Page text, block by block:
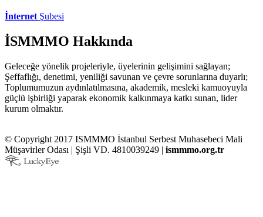
İnternet Şubesi
İSMMMO Hakkında
Geleceğe yönelik projeleriyle, üyelerinin gelişimini sağlayan;
Şeffaflığı, denetimi, yeniliği savunan ve çevre sorunlarına duyarlı;
Toplumumuzun aydınlatılmasına, akademik, mesleki kamuoyuyla
güçlü işbirliği yaparak ekonomik kalkınmaya katkı sunan, lider
kurum olmaktır.
© Copyright 2017 ISMMMO İstanbul Serbest Muhasebeci Mali
Müşavirler Odası | Şişli VD. 4810039249 | ismmmo.org.tr